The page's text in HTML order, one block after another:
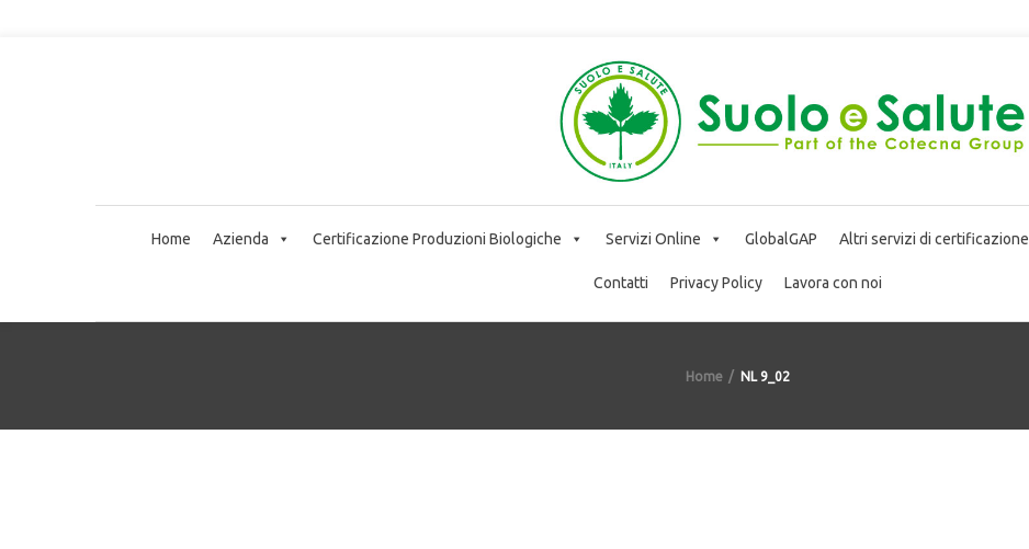
Home Azienda Certificazione Produzioni Biologiche Servizi Online GlobalGAP Altri servizi di certificazione
Contatti Privacy Policy Lavora con noi
Home NL 9_02